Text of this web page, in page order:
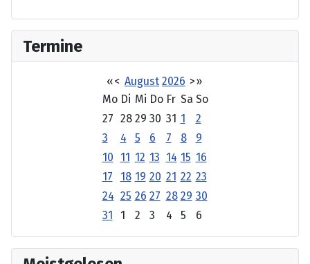
Termine
«< August 2026 >»
Mo Di Mi Do Fr Sa So
27 28 29 30 31 1
2
3
4 5 6 7 8
9
10
11 12 13 14 15 16
17
18 19 20 21 22 23
24 25 26 27 28 29 30
31
1 2 3 4 5 6